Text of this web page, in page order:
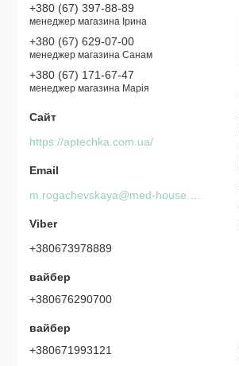
+380 (67) 397-88-89
менеджер магазина Ірина
+380 (67) 629-07-00
менеджер магазина Санам
+380 (67) 171-67-47
менеджер магазина Марія
https://aptechka.com.ua/
+380673978889
вайбер
+380676290700
вайбер
+380671993121